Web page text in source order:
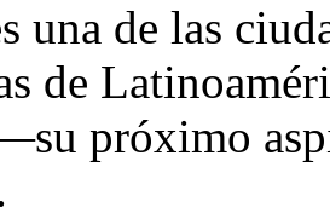
una de las
de
próximo